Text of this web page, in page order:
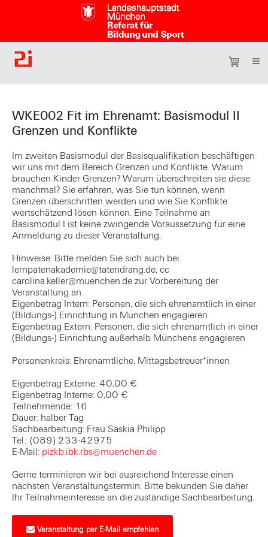
WKE002 Fit im Ehrenamt: Basismodul II
Grenzen und Konflikte
Im zweiten Basismodul der Basisqualifikation beschäftigen
wir uns mit dem Bereich Grenzen und Konflikte. Warum
brauchen Kinder Grenzen? Warum überschreiten sie diese
manchmal? Sie erfahren, was Sie tun können, wenn
Grenzen überschritten werden und wie Sie Konflikte
wertschätzend lösen können. Eine Teilnahme an
Basismodul I ist keine zwingende Voraussetzung für eine
Anmeldung zu dieser Veranstaltung.
Hinweise: Bitte melden Sie sich auch bei
lernpatenakademie@tatendrang.de, cc
carolina.keller@muenchen.de zur Vorbereitung der
Veranstaltung an.
Eigenbetrag Intern: Personen, die sich ehrenamtlich in einer
(Bildungs-) Einrichtung in München engagieren
Eigenbetrag Extern: Personen, die sich ehrenamtlich in einer
(Bildungs-) Einrichtung außerhalb Münchens engagieren
Personenkreis: Ehrenamtliche, Mittagsbetreuer*innen
Eigenbetrag Externe: 40,00 €
Eigenbetrag Interne: 0,00 €
Teilnehmende: 16
Dauer: halber Tag
Sachbearbeitung: Frau Saskia Philipp
Tel.: (089) 233-42975
E-Mail: pizkb.ibk.rbs@muenchen.de
Gerne terminieren wir bei ausreichend Interesse einen
nächsten Veranstaltungstermin. Bitte bekunden Sie daher
Ihr Teilnahmeinteresse an die zuständige Sachbearbeitung.
Veranstaltung per E-Mail empfehlen